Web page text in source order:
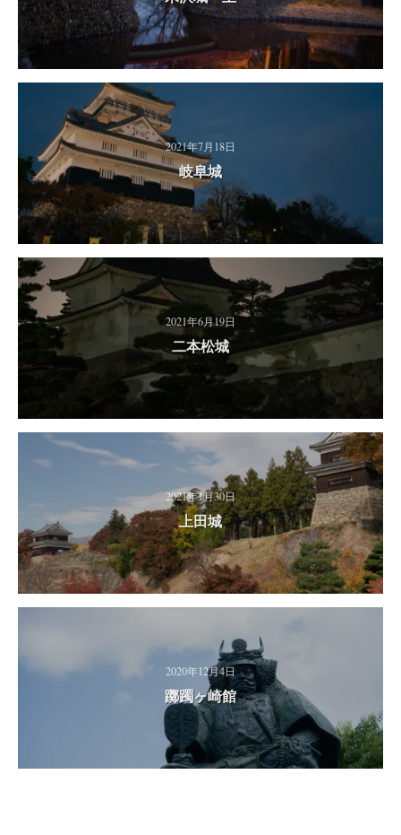
2021年7月18日
岐阜城
2021年6月19日
二本松城
2021年1月30日
上田城
2020年12月4日
躑躅ヶ崎館